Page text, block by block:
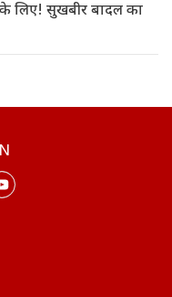
के लिए! सुखबीर बादल का